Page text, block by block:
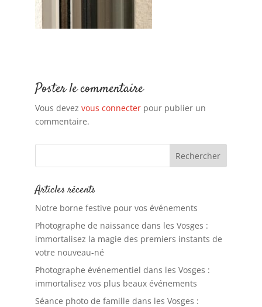
Poster le commentaire
Vous devez vous connecterpour publier un
commentaire.
Articles récents
Notre borne festive pour vos événements
Photographe de naissance dans les Vosges :
immortalisez la magie des premiers instants de
votre nouveau-né
Photographe événementiel dans les Vosges :
immortalisez vos plus beaux événements
Séance photo de famille dans les Vosges :